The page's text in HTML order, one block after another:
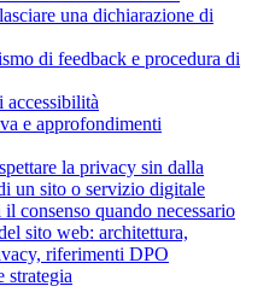
una dichiarazione di
di feedback e procedura di
e approfondimenti
la privacy sin dalla
un sito o servizio digitale
consenso quando necessario
sito web: architettura,
riferimenti DPO
strategia